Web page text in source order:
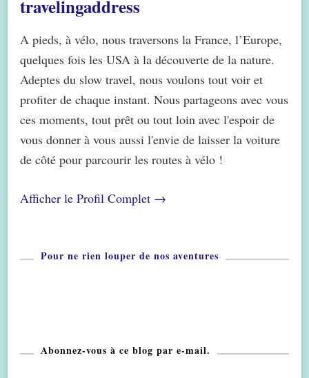
travelingaddress
A pieds, à vélo, nous traversons la France, l’Europe,
quelques fois les USA à la découverte de la nature.
Adeptes du slow travel, nous voulons tout voir et
profiter de chaque instant. Nous partageons avec vous
ces moments, tout prêt ou tout loin avec l'espoir de
vous donner à vous aussi l'envie de laisser la voiture
de côté pour parcourir les routes à vélo !
Afficher le Profil Complet →
Pour ne rien louper de nos aventures
Abonnez-vous à ce blog par e-mail.